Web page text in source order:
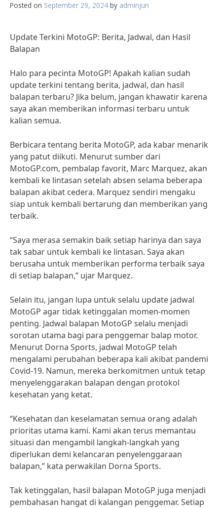
Posted on September 29, 2024 by adminjun
Update Terkini MotoGP: Berita, Jadwal, dan Hasil
Balapan
Halo para pecinta MotoGP! Apakah kalian sudah
update terkini tentang berita, jadwal, dan hasil
balapan terbaru? Jika belum, jangan khawatir karena
saya akan memberikan informasi terbaru untuk
kalian semua.
Berbicara tentang berita MotoGP, ada kabar menarik
yang patut diikuti. Menurut sumber dari
MotoGP.com, pembalap favorit, Marc Marquez, akan
kembali ke lintasan setelah absen selama beberapa
balapan akibat cedera. Marquez sendiri mengaku
siap untuk kembali bertarung dan memberikan yang
terbaik.
“Saya merasa semakin baik setiap harinya dan saya
tak sabar untuk kembali ke lintasan. Saya akan
berusaha untuk memberikan performa terbaik saya
di setiap balapan,” ujar Marquez.
Selain itu, jangan lupa untuk selalu update jadwal
MotoGP agar tidak ketinggalan momen-momen
penting. Jadwal balapan MotoGP selalu menjadi
sorotan utama bagi para penggemar balap motor.
Menurut Dorna Sports, jadwal MotoGP telah
mengalami perubahan beberapa kali akibat pandemi
Covid-19. Namun, mereka berkomitmen untuk tetap
menyelenggarakan balapan dengan protokol
kesehatan yang ketat.
“Kesehatan dan keselamatan semua orang adalah
prioritas utama kami. Kami akan terus memantau
situasi dan mengambil langkah-langkah yang
diperlukan demi kelancaran penyelenggaraan
balapan,” kata perwakilan Dorna Sports.
Tak ketinggalan, hasil balapan MotoGP juga menjadi
pembahasan hangat di kalangan penggemar. Setiap